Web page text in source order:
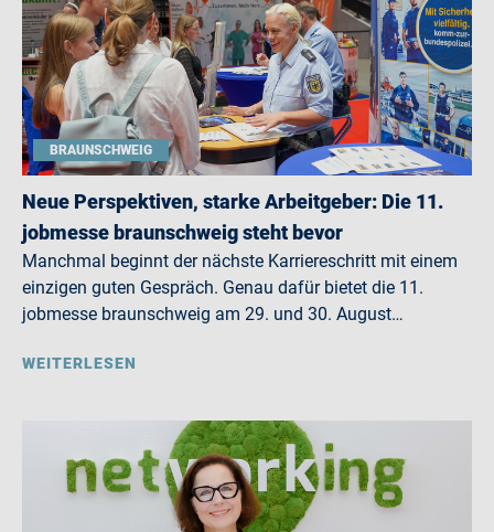
BRAUNSCHWEIG
Neue Perspektiven, starke Arbeitgeber: Die 11.
jobmesse braunschweig steht bevor
Manchmal beginnt der nächste Karriereschritt mit einem
einzigen guten Gespräch. Genau dafür bietet die 11.
jobmesse braunschweig am 29. und 30. August…
WEITERLESEN